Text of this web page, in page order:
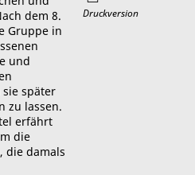
dem 8.
Gruppe in
und
später
zu lassen.
erfährt
die
die damals
Druckversion